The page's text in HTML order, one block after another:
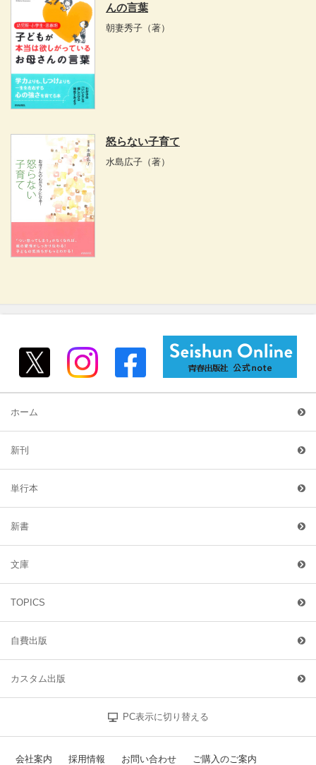
んの言葉
朝妻秀子 （著）
怒らない子育て
水島広子 （著）
ホーム
新刊
単行本
新書
文庫
TOPICS
自費出版
カスタム出版
PC表示に切り替える
会社案内 採用情報 お問い合わせ ご購入のご案内